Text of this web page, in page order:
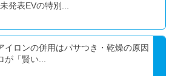
発表EVの特別...
イロンの併用はパサつき・乾燥の原因
が「賢い...